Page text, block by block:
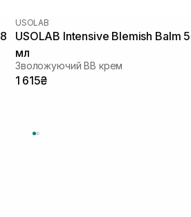
USOLAB
USOLAB Intensive Blemish Balm
мл
Зволожуючий ВВ крем
1 615₴